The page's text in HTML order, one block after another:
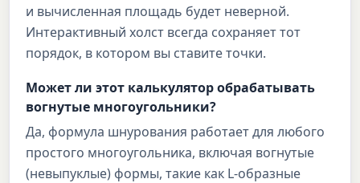
и вычисленная площадь будет неверной.
Интерактивный холст всегда сохраняет тот
порядок, в котором вы ставите точки.
Может ли этот калькулятор обрабатывать
вогнутые многоугольники?
Да, формула шнурования работает для любого
простого многоугольника, включая вогнутые
(невыпуклые) формы, такие как L-образные